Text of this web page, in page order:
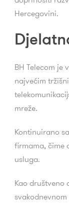
Hercegovini.
BH Telecom je
najvećim
mreže.
Kontinuirano
firmama, čime
usluga.
Kao društveno